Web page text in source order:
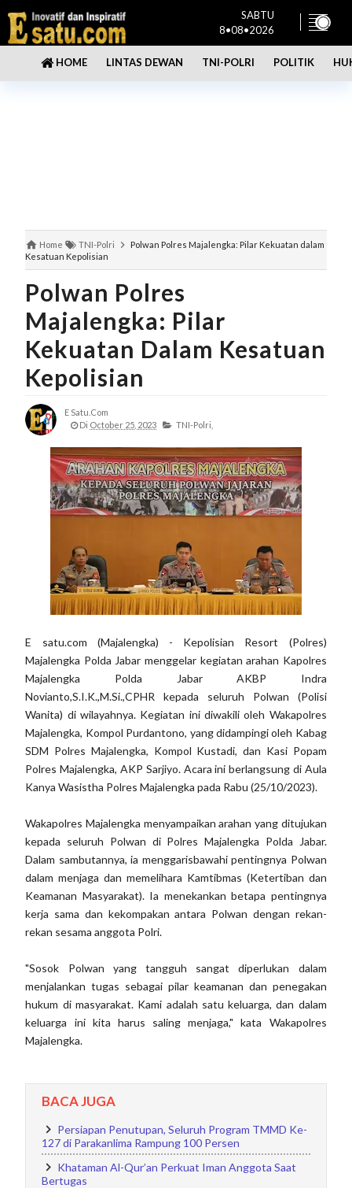
SABTU
8•08•2026
HOME LINTAS DEWAN TNI-POLRI POLITIK
Home TNI-Polri
Polwan Polres Majalengka: Pilar Kekuatan dalam
Kesatuan Kepolisian
Polwan Polres
Majalengka: Pilar
Kekuatan Dalam Kesatuan
Kepolisian
E Satu.com
Di October 25, 2023 TNI-Polri,
E satu.com (Majalengka) - Kepolisian Resort (Polres)
Majalengka Polda Jabar menggelar kegiatan arahan Kapolres
Majalengka Polda Jabar AKBP Indra
Novianto,S.I.K.,M.Si.,CPHR kepada seluruh Polwan (Polisi
Wanita) di wilayahnya. Kegiatan ini diwakili oleh Wakapolres
Majalengka, Kompol Purdantono, yang didampingi oleh Kabag
SDM Polres Majalengka, Kompol Kustadi, dan Kasi Popam
Polres Majalengka, AKP Sarjiyo. Acara ini berlangsung di Aula
Kanya Wasistha Polres Majalengka pada Rabu (25/10/2023).
Wakapolres Majalengka menyampaikan arahan yang ditujukan
kepada seluruh Polwan di Polres Majalengka Polda Jabar.
Dalam sambutannya, ia menggarisbawahi pentingnya Polwan
dalam menjaga dan memelihara Kamtibmas (Ketertiban dan
Keamanan Masyarakat). Ia menekankan betapa pentingnya
kerja sama dan kekompakan antara Polwan dengan rekan-
rekan sesama anggota Polri.
"Sosok Polwan yang tangguh sangat diperlukan dalam
menjalankan tugas sebagai pilar keamanan dan penegakan
hukum di masyarakat. Kami adalah satu keluarga, dan dalam
keluarga ini kita harus saling menjaga," kata Wakapolres
Majalengka.
BACA JUGA
Persiapan Penutupan, Seluruh Program TMMD Ke-
127 di Parakanlima Rampung 100 Persen
Khataman Al-Qur’an Perkuat Iman Anggota Saat
Bertugas